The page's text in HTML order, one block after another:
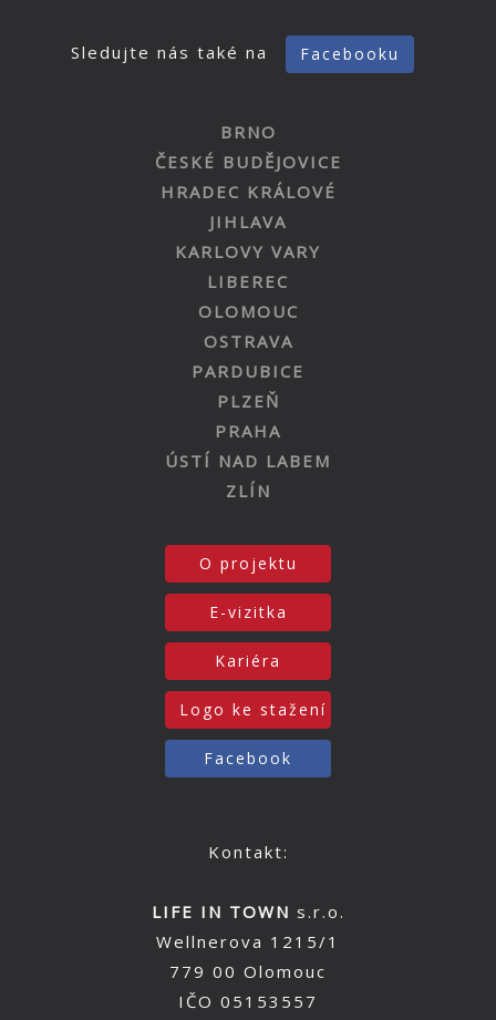
Sledujte nás také na Facebooku
BRNO
ČESKÉ BUDĚJOVICE
HRADEC KRÁLOVÉ
JIHLAVA
KARLOVY VARY
LIBEREC
OLOMOUC
OSTRAVA
PARDUBICE
PLZEŇ
PRAHA
ÚSTÍ NAD LABEM
ZLÍN
O projektu
E-vizitka
Kariéra
Logo ke stažení
Facebook
Kontakt:
LIFE IN TOWN s.r.o.
Wellnerova 1215/1
779 00 Olomouc
IČO 05153557